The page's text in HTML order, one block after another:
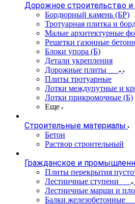
Дорожное строительство и
Бордюрный камень (БР)
Тротуарная плитка и
Малые архитектурные
Решетки газонные
Блоки упора (Б)
Детали укрепления
Дорожные плиты
Плиты тротуарные
Лотки междупутные и
Лотки прикромочные (Б)
Еще
Строительные материалы
Бетон
Раствор строительный
Гражданское и
Плиты перекрытия
Лестничные ступени
Лестничные марши и
Балки железобетонные